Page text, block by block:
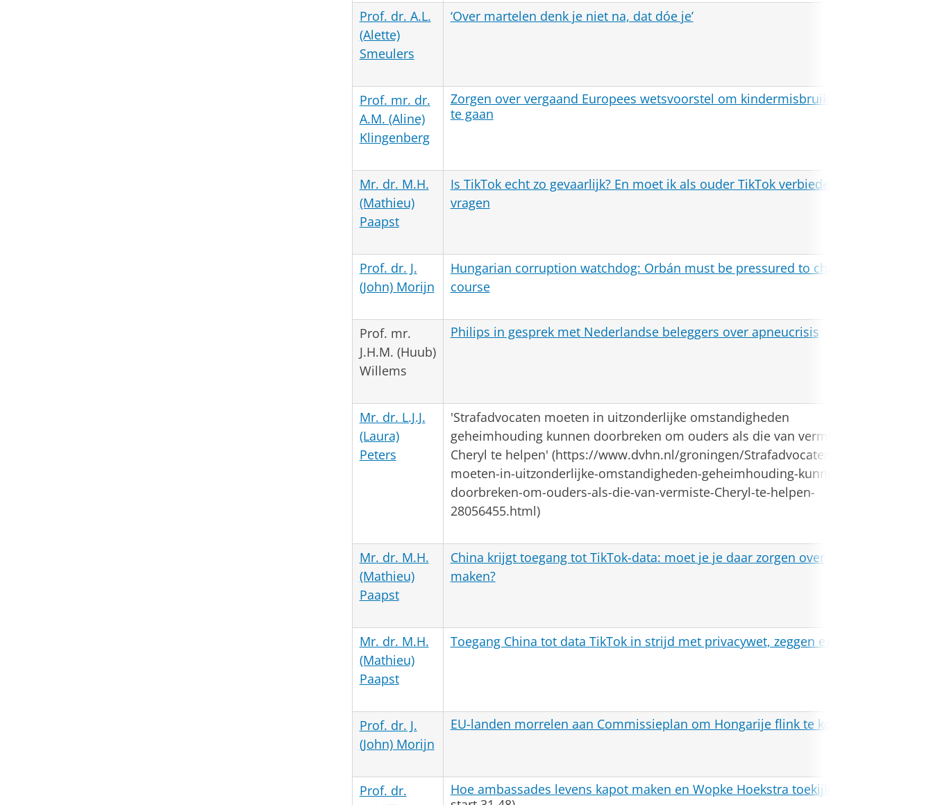
Prof. dr. A.L.
(Alette)
Smeulers
‘Over martelen denk je niet na, dat dóe je’
Prof. mr. dr.
A.M. (Aline)
Klingenberg
Zorgen over vergaand Europees wetsvoorstel om kindermisbruik tegen
te gaan
Mr. dr. M.H.
(Mathieu)
Paapst
Is TikTok echt zo gevaarlijk? En moet ik als ouder TikTok verbieden? Vijf
vragen
Prof. dr. J.
(John) Morijn
Hungarian corruption watchdog: Orbán must be pressured to change
course
Prof. mr.
J.H.M. (Huub)
Willems
Philips in gesprek met Nederlandse beleggers over apneucrisis
Mr. dr. L.J.J.
(Laura)
Peters
'Strafadvocaten moeten in uitzonderlijke omstandigheden
geheimhouding kunnen doorbreken om ouders als die van vermiste
Cheryl te helpen' (https://www.dvhn.nl/groningen/Strafadvocaten-
moeten-in-uitzonderlijke-omstandigheden-geheimhouding-kunnen-
doorbreken-om-ouders-als-die-van-vermiste-Cheryl-te-helpen-
28056455.html)
Mr. dr. M.H.
(Mathieu)
Paapst
China krijgt toegang tot TikTok-data: moet je je daar zorgen over
maken?
Mr. dr. M.H.
(Mathieu)
Paapst
Toegang China tot data TikTok in strijd met privacywet, zeggen experts
Prof. dr. J.
(John) Morijn
EU-landen morrelen aan Commissieplan om Hongarije flink te korten
Prof. dr.
Hoe ambassades levens kapot maken en Wopke Hoekstra toekijkt